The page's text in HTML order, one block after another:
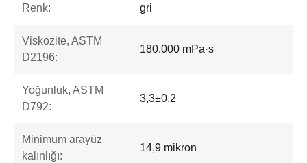
Renk: gri
Viskozite, ASTM
D2196:
180.000 mPa·s
Yoğunluk, ASTM
D792:
3,3±0,2
Minimum arayüz
kalınlığı:
14,9 mikron